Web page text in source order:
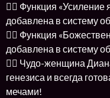
👉🏻 Функция
добавлена в систему
👉🏻 Функция
добавлена в систему
👉🏻 Чудо-женщина
генезиса и всегда
мечами!